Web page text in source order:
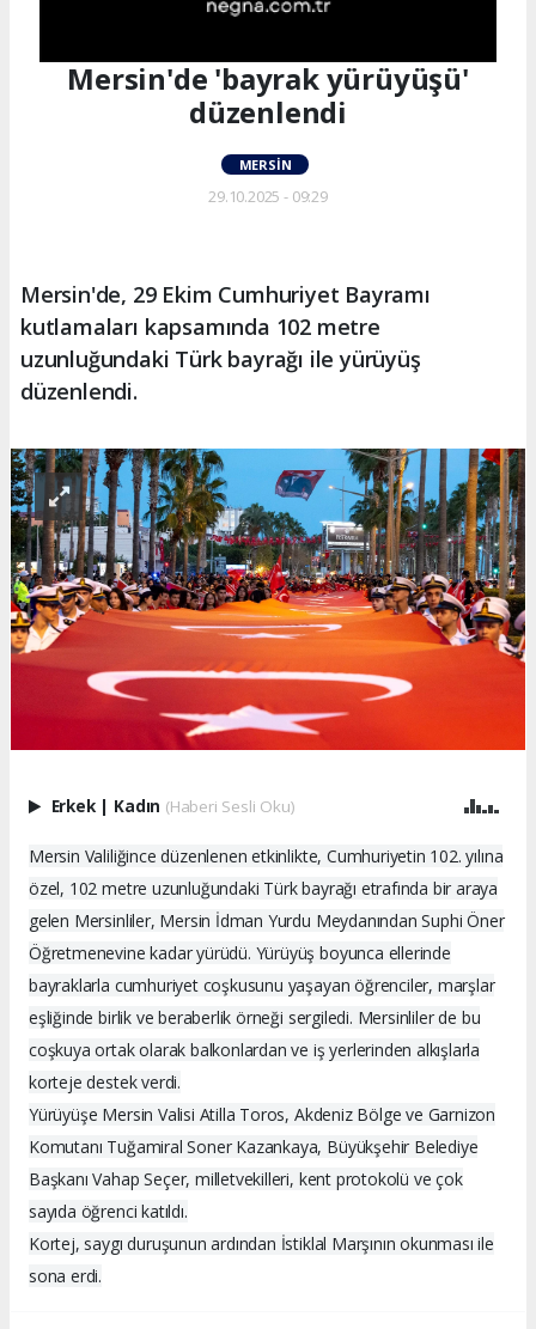
Mersin'de 'bayrak yürüyüşü'
düzenlendi
MERSIN
29.10.2025 - 09:29
Mersin'de, 29 Ekim Cumhuriyet Bayramı
kutlamaları kapsamında 102 metre
uzunluğundaki Türk bayrağı ile yürüyüş
düzenlendi.
Erkek Kadın (Haberi Sesli Oku)
Mersin Valiliğince düzenlenen etkinlikte, Cumhuriyetin 102. yılına
özel, 102 metre uzunluğundaki Türk bayrağı etrafında bir araya
gelen Mersinliler, Mersin İdman Yurdu Meydanından Suphi Öner
Öğretmenevine kadar yürüdü. Yürüyüş boyunca ellerinde
bayraklarla cumhuriyet coşkusunu yaşayan öğrenciler, marşlar
eşliğinde birlik ve beraberlik örneği sergiledi. Mersinliler de bu
coşkuya ortak olarak balkonlardan ve iş yerlerinden alkışlarla
korteje destek verdi.
Yürüyüşe Mersin Valisi Atilla Toros, Akdeniz Bölge ve Garnizon
Komutanı Tuğamiral Soner Kazankaya, Büyükşehir Belediye
Başkanı Vahap Seçer, milletvekilleri, kent protokolü ve çok
sayıda öğrenci katıldı.
Kortej, saygı duruşunun ardından İstiklal Marşının okunması ile
sona erdi.